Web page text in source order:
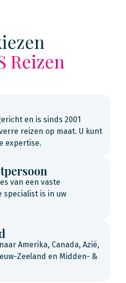
Reizen
en is sinds 2001
reizen op maat. U kunt
expertise.
van een vaste
specialist is in uw
Amerika, Canada, Azië,
Zeeland en Midden- &